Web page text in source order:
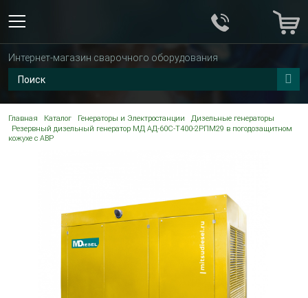
Интернет-магазин сварочного оборудования
Главная Каталог Генераторы и Электростанции
Дизельные генераторы
Резервный дизельный генератор МД АД-60С-Т400-2РПМ29 в погодозащитном
кожухе с АВР